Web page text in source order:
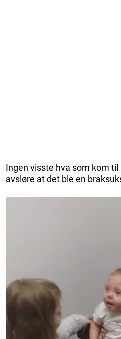
Ingen visste hva som kom til
avsløre at det ble en